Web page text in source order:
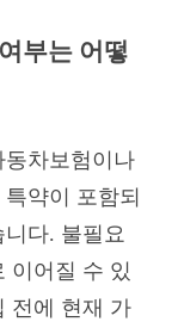
부는 어떻
차보험이나
약이 포함되
다. 불필요
이어질 수 있
전에 현재 가